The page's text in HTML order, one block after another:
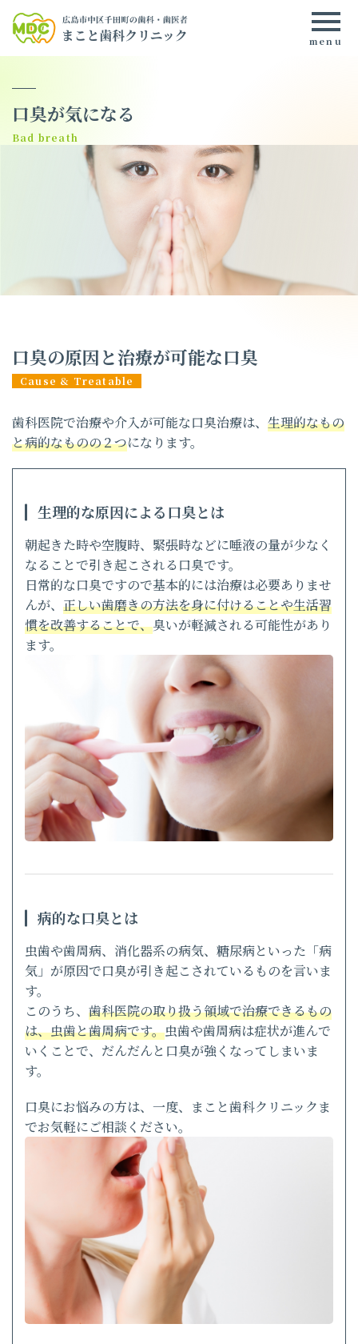
口臭が気になる
口臭の原因と治療が可能な口臭
歯科医院で治療や介入が可能な口臭治療は、 生理的なもの
と病的なものの２つになります。
生理的な原因による口臭とは
朝起きた時や空腹時、緊張時などに唾液の量が少なく
なることで引き起こされる口臭です。
日常的な口臭ですので基本的には治療は必要ありませ
んが、 正しい歯磨きの方法を身に付けることや生活習
慣を改善することで、臭いが軽減される可能性があり
ます。
病的な口臭とは
虫歯や歯周病、消化器系の病気、糖尿病といった「病
気」が原因で口臭が引き起こされているものを言いま
す。
このうち、 歯科医院の取り扱う領域で治療できるもの
は、虫歯と歯周病です。虫歯や歯周病は症状が進んで
いくことで、だんだんと口臭が強くなってしまいま
す。
口臭にお悩みの方は、一度、まこと歯科クリニックま
でお気軽にご相談ください。